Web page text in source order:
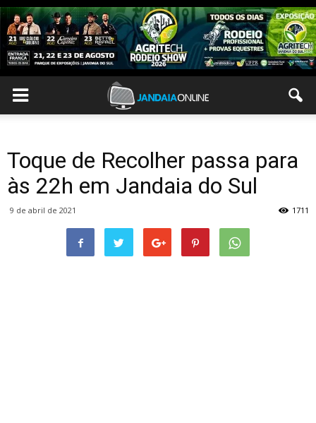
Toque de Recolher passa para
às 22h em Jandaia do Sul
9 de abril de 2021 1711